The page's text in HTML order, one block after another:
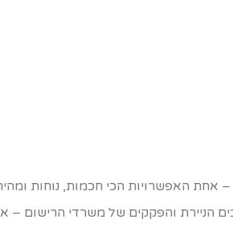
– אחת האפשרויות הכי חכמות, נוחות
הניירת והפקקים של משרדי הרישום –